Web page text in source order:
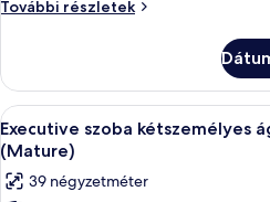
ággyal,
(Casual)
További részletek
Executive
nemdohányzó
(Casual)
további
részletei
A
következő
szoba
összes
6
Executive szoba kétszemélyes
(Mature)
39 négyzetméter